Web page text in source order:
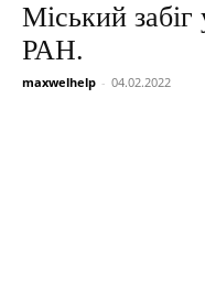
Міський
РАН.
maxwelhelp - 04.02.2022